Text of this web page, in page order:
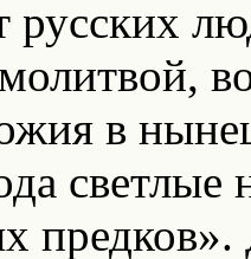
в
светлые